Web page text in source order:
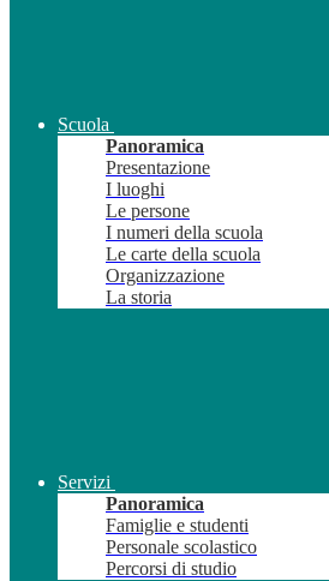
Scuola
Panoramica
Presentazione
I luoghi
Le persone
I numeri della scuola
Le carte della scuola
Organizzazione
La storia
Servizi
Panoramica
Famiglie e studenti
Personale scolastico
Percorsi di studio